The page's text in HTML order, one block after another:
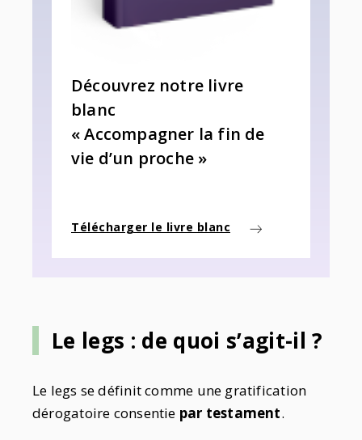
Découvrez notre livre
blanc
« Accompagner la fin de
vie d’un proche »
Télécharger le livre blanc
Le legs : de quoi s’agit-il ?
Le legs se définit comme une gratification
dérogatoire consentie par testament.